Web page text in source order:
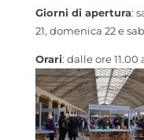
Giorni di apertura:
21, domenica 22 e
Orari: dalle ore 11.00